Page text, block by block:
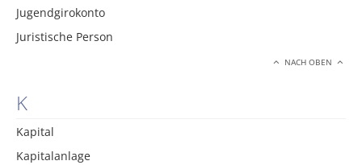
Jugendgirokonto
Juristische Person
NACH OBEN
K
Kapital
Kapitalanlage